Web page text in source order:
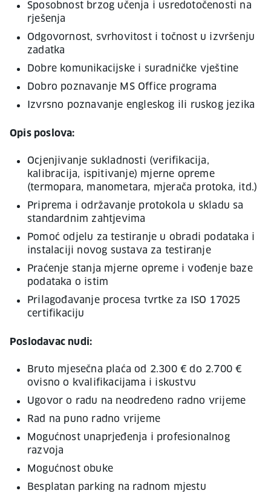
Sposobnost brzog učenja i usredotočenosti na
rješenja
Odgovornost, svrhovitost i točnost u izvršenju
zadatka
Dobre komunikacijske i suradničke vještine
Dobro poznavanje MS Office programa
Izvrsno poznavanje engleskog ili ruskog jezika
Opis poslova:
Ocjenjivanje sukladnosti (verifikacija,
kalibracija, ispitivanje) mjerne opreme
(termopara, manometara, mjerača protoka, itd.)
Priprema i održavanje protokola u skladu sa
standardnim zahtjevima
Pomoć odjelu za testiranje u obradi podataka i
instalaciji novog sustava za testiranje
Praćenje stanja mjerne opreme i vođenje baze
podataka o istim
Prilagođavanje procesa tvrtke za ISO 17025
certifikaciju
Poslodavac nudi:
Bruto mjesečna plaća od 2.300 € do 2.700 €
ovisno o kvalifikacijama i iskustvu
Ugovor o radu na neodređeno radno vrijeme
Rad na puno radno vrijeme
Mogućnost unaprjeđenja i profesionalnog
razvoja
Mogućnost obuke
Besplatan parking na radnom mjestu